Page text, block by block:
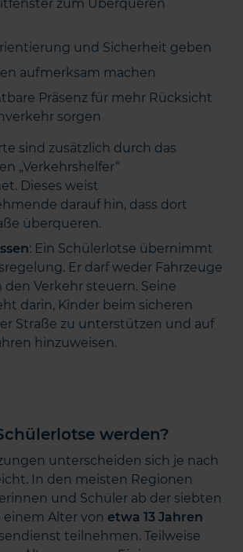
zum Überqueren
und Sicherheit geben
aufmerksam machen
Präsenz für mehr Rücksicht
sorgen
sind zusätzlich durch das
„Verkehrshelfer“
Dieses weist
darauf hin, dass dort
überqueren.
: Ein Schülerlotse übernimmt
Er darf weder Fahrzeuge
Verkehr steuern. Seine
darin, Kinder beim sicheren
Straße zu unterstützen und auf
hinzuweisen.
werden?
unterscheiden sich je nach
In den meisten Regionen
und Schüler ab der siebten
einem Alter von etwa 13 Jahren
teilnehmen. Teilweise